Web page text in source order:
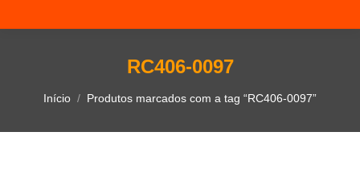
RC406-0097
Você está aqui:
Início Produtos marcados com a tag “RC406-0097”